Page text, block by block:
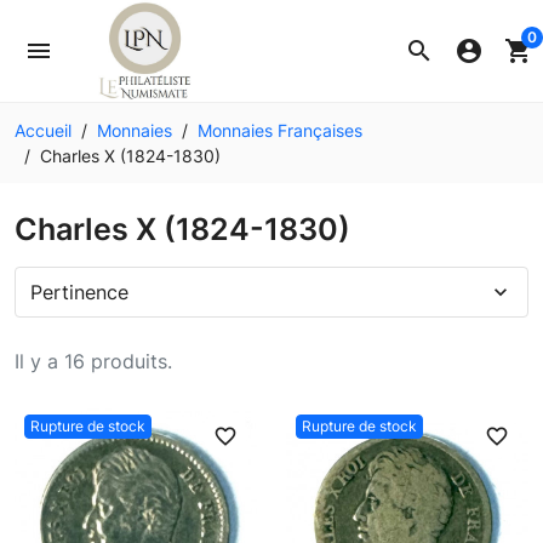
search
menu account_circle shopping_cart0
Accueil Monnaies
Monnaies Françaises
Charles X (1824-1830)
Charles X (1824-1830)
Il y a 16 produits.
Pertinence expand_more
Rupture de stock favorite_border Rupture de stock favorite_border